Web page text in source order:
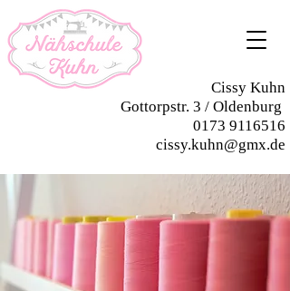
Cissy Kuhn
Gottorpstr. 3 / Oldenburg
0173 9116516
cissy.kuhn@gmx.de